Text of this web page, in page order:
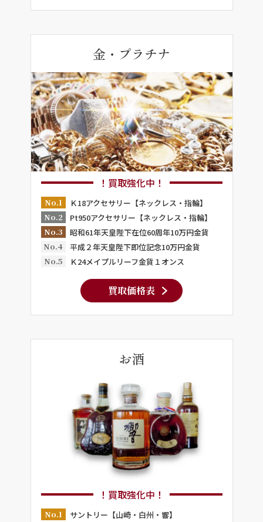
金・プラチナ
！買取強化中！
No.1
Ｋ18アクセサリー【ネックレス・指輪】
No.2
Pt950アクセサリー【ネックレス・指輪】
No.3
昭和61年天皇陛下在位60周年10万円金貨
No.4
平成２年天皇陛下即位記念10万円金貨
No.5
Ｋ24メイプルリーフ金貨１オンス
買取価格表
お酒
！買取強化中！
No.1
サントリー【山崎・白州・響】